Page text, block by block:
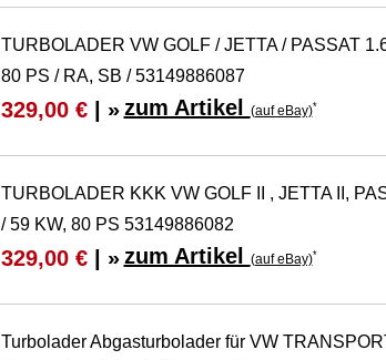
TURBOLADER VW GOLF / JETTA / PASSAT
80 PS / RA, SB / 53149886087
329,00 €| » zum Artikel (auf eBay)*
TURBOLADER KKK VW GOLF II , JETTA II,
/ 59 KW, 80 PS 53149886082
329,00 €| » zum Artikel (auf eBay)*
Turbolader Abgasturbolader für VW